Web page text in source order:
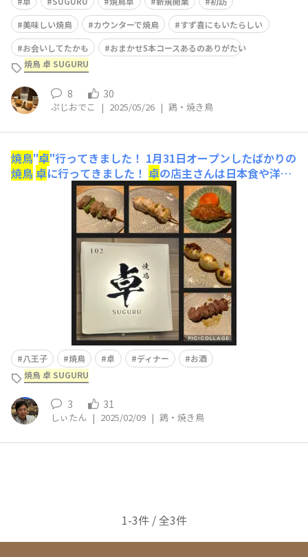
美味しい焼鳥
カウンターで焼鳥
すず喜にもいたらしい
お会いしてたかも
おまかせ5本コースあるのありがたい
焼鳥 卓 SUGURU
8 30
ぷじおでこ | 2025/05/26 | 鶏・焼き鳥
焼鳥"卓"行ってきました！ 1月31日オープンしたばかりの
焼鳥卓に行ってきました！ 卓の店主さんは日本食や洋食
も経験が豊富な実力派の方で、焼き鳥も一味も二味も違う
素敵な方でした✨ どの串も絶品でしたが、月見つくねは
その中でも一際印象的でした🌕黄身は初めて見た大きくて
濃厚で、箸でもつかめるくらい🥚特別な鶏の
八王子 焼鳥 卓 ディナー
お酒
焼鳥 卓 SUGURU
3 31
しぃたん | 2025/02/09 | 鶏・焼き鳥
1-3件 / 全3件